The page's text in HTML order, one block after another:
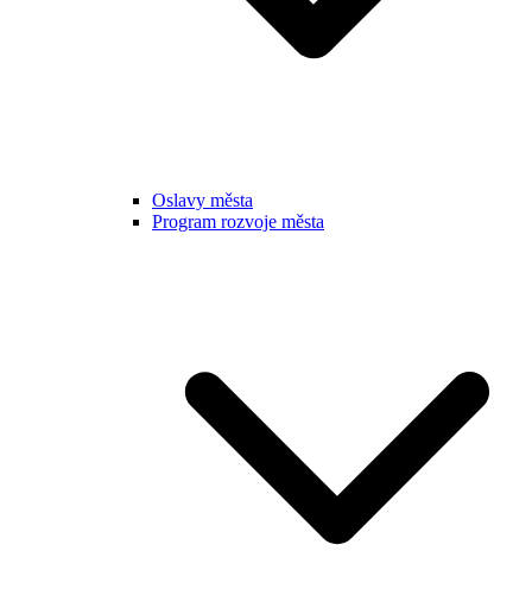
Oslavy města
Program rozvoje města